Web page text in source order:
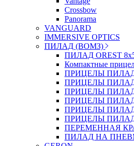
Crossbow
Panorama
VANGUARD
IMMERSIVE OPTICS
ПИЛАД (ВОМЗ)
ПИЛАД OREST
Компактные
ПРИЦЕЛЫ ПИЛАД
ПРИЦЕЛЫ ПИЛАД
ПРИЦЕЛЫ ПИЛАД
ПРИЦЕЛЫ ПИЛАД
ПРИЦЕЛЫ ПИЛАД
ПРИЦЕЛЫ ПИЛАД
ПЕРЕМЕННАЯ
ПИЛАД НА